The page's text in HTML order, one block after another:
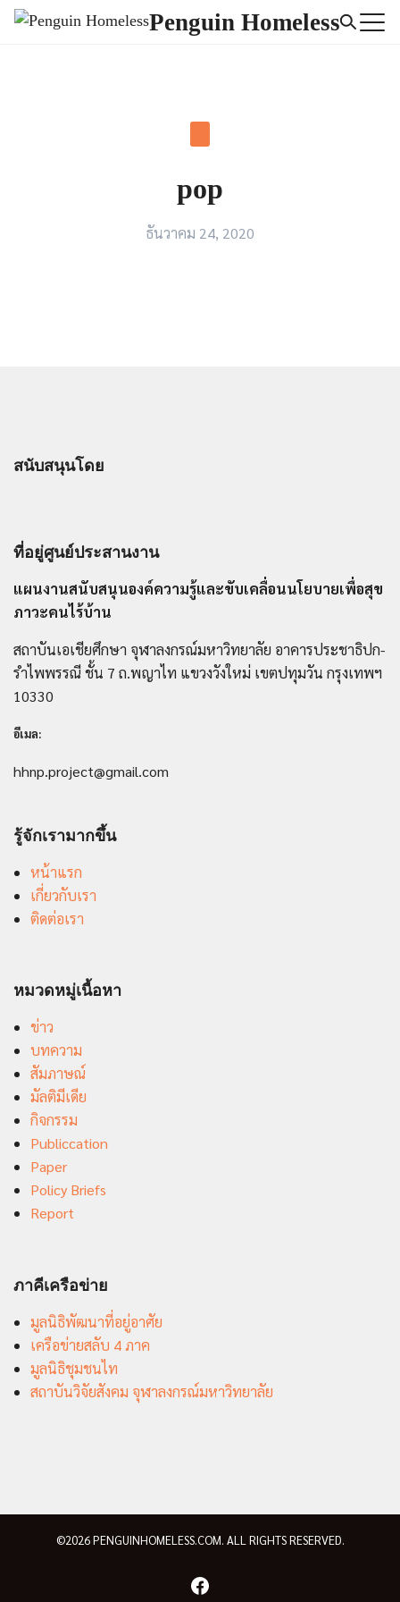
Skip
Penguin Homeless
pop
ธันวาคม 24, 2020
สนับสนุนโดย
ที่อยู่ศูนย์ประสานงาน
แผนงานสนับสนุนองค์ความรู้และขับเคลื่อนนโยบายเพื่อสุข
ภาวะคนไร้บ้าน
สถาบันเอเชียศึกษา จุฬาลงกรณ์มหาวิทยาลัย อาคารประชาธิปก-
รำไพพรรณี ชั้น 7 ถ.พญาไท แขวงวังใหม่ เขตปทุมวัน กรุงเทพฯ
10330
อีเมล:
hhnp.project@gmail.com
รู้จักเรามากขึ้น
หน้าแรก
เกี่ยวกับเรา
ติดต่อเรา
หมวดหมู่เนื้อหา
ข่าว
บทความ
สัมภาษณ์
มัลติมีเดีย
กิจกรรม
Publiccation
Paper
Policy Briefs
Report
ภาคีเครือข่าย
มูลนิธิพัฒนาที่อยู่อาศัย
เครือข่ายสลับ 4 ภาค
มูลนิธิชุมชนไท
สถาบันวิจัยสังคม จุฬาลงกรณ์มหาวิทยาลัย
©2026 PENGUINHOMELESS.COM. ALL RIGHTS RESERVED.